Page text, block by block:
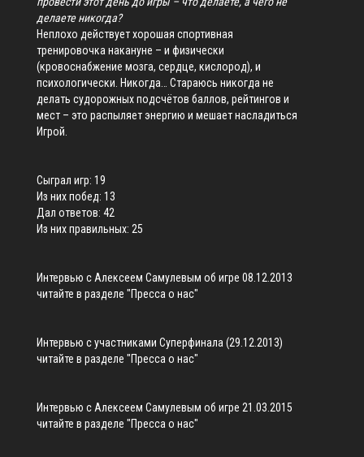
делаете никогда?
Неплохо действует хорошая спортивная
тренировочка накануне – и физически
(кровоснабжение мозга, сердце, кислород), и
психологически. Никогда… Стараюсь никогда не
делать судорожных подсчётов баллов, рейтингов и
мест – это распыляет энергию и мешает насладиться
Игрой.
Сыграл игр: 19
Из них побед: 13
Дал ответов: 42
Из них правильных: 25
Интервью с Алексеем Самулевым об игре 08.12.2013
читайте в разделе "Пресса о нас"
Интервью с участниками Суперфинала (29.12.2013)
читайте в разделе "Пресса о нас"
Интервью с Алексеем Самулевым об игре 21.03.2015
читайте в разделе "Пресса о нас"